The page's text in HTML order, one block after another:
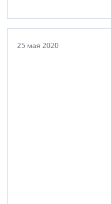
25 мая 2020